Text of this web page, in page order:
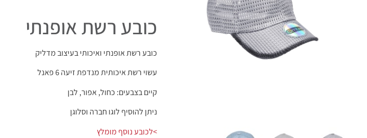
כובע רשת אופנתי
כובע רשת אופנתי ואיכותי בעיצוב מדליק
עשוי רשת איכותית מנדפת זיעה 6 פאנל
קיים בצבעים: כחול, אפור, לבן
ניתן להוסיף לוגו חברה וסלוגן
>לכובע נוסף מומלץ